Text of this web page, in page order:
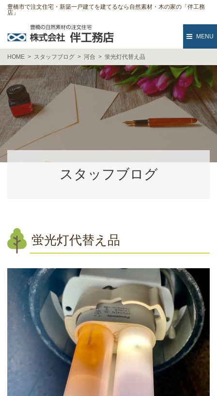
豊橋市で注文住宅・新築一戸建てを建てるなら自然素材・木の家の「伴工務
店」
MENU
HOME スタッフブログ 河合 蛍光灯代替え品
スタッフブログ
蛍光灯代替え品